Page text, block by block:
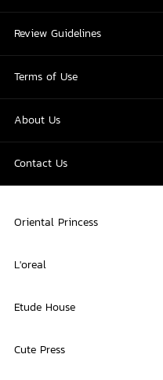
Review Guidelines
Terms of Use
About Us
Contact Us
Oriental Princess
L'oreal
Etude House
Cute Press